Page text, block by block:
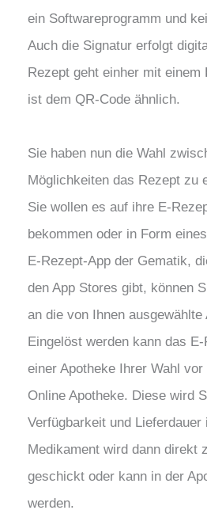
ein Softwareprogramm und
Auch die Signatur erfolgt
Rezept geht einher mit einem
ist dem QR-Code ähnlich.
Sie haben nun die Wahl
Möglichkeiten das Rezept zu
Sie wollen es auf ihre E-
bekommen oder in Form
E-Rezept-App der Gematik,
den App Stores gibt, können
an die von Ihnen ausgewählte
Eingelöst werden kann das
einer Apotheke Ihrer Wahl
Online Apotheke. Diese wird
Verfügbarkeit und Lieferdauer
Medikament wird dann direkt
geschickt oder kann in der
werden.